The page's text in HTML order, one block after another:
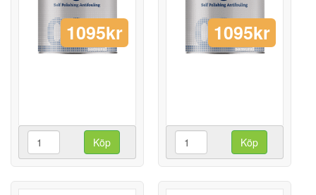
1095kr
Köp
1095kr
Köp